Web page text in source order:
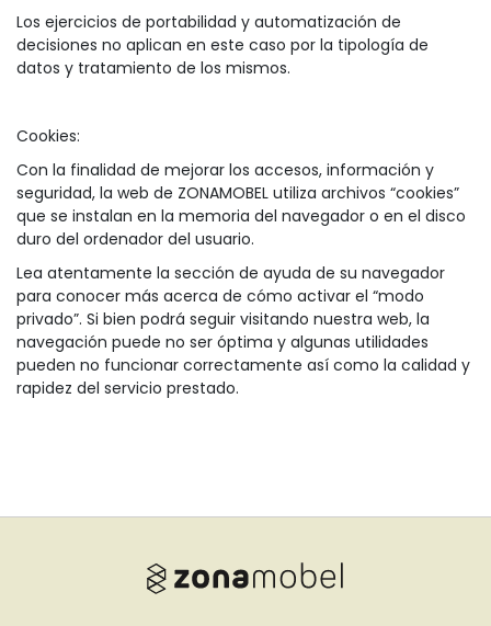
Los ejercicios de portabilidad y automatización de
decisiones no aplican en este caso por la tipología de
datos y tratamiento de los mismos.
Cookies:
Con la finalidad de mejorar los accesos, información y
seguridad, la web de ZONAMOBEL utiliza archivos “cookies”
que se instalan en la memoria del navegador o en el disco
duro del ordenador del usuario.
Lea atentamente la sección de ayuda de su navegador
para conocer más acerca de cómo activar el “modo
privado”. Si bien podrá seguir visitando nuestra web, la
navegación puede no ser óptima y algunas utilidades
pueden no funcionar correctamente así como la calidad y
rapidez del servicio prestado.